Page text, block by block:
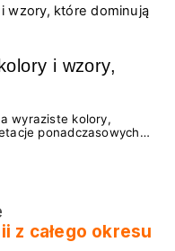
i kolekcjonowanie
coś absolutnie
oraz dawkę
i wzory,
wyraziste kolory,
ponadczasowych
wakacjami, jak
z całego okresu